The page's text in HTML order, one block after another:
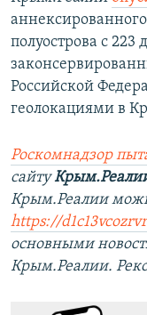
полуострова с
Российской
геолокациями в
Роскомнадзор
сайту
Крым.Реалии
https://
основными
Крым.Реалии.